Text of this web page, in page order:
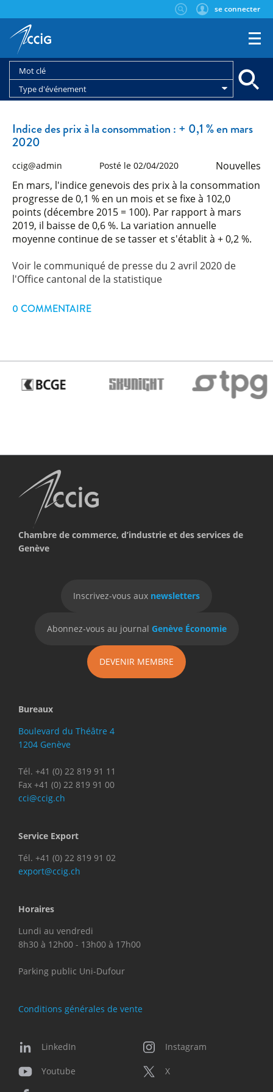
se connecter
Type d'événement
Indice des prix à la consommation : + 0,1 % en mars
2020
ccig@admin Posté le 02/04/2020
Nouvelles
En mars, l'indice genevois des prix à la consommation
progresse de 0,1 % en un mois et se fixe à 102,0
points (décembre 2015 = 100). Par rapport à mars
2019, il baisse de 0,6 %. La variation annuelle
moyenne continue de se tasser et s'établit à + 0,2 %.
Voir le communiqué de presse du 2 avril 2020 de
l'Office cantonal de la statistique
0 COMMENTAIRE
Chambre de commerce, d’industrie et des services de
Genève
Inscrivez-vous aux newsletters
Abonnez-vous au journal Genève Économie
DEVENIR MEMBRE
Bureaux
Boulevard du Théâtre 4
1204 Genève
Tél. +41 (0) 22 819 91 11
Fax +41 (0) 22 819 91 00
cci@ccig.ch
Service Export
Tél. +41 (0) 22 819 91 02
export@ccig.ch
Horaires
Lundi au vendredi
8h30 à 12h00 - 13h00 à 17h00
Parking public Uni-Dufour
Conditions générales de vente
LinkedIn Instagram
Youtube X